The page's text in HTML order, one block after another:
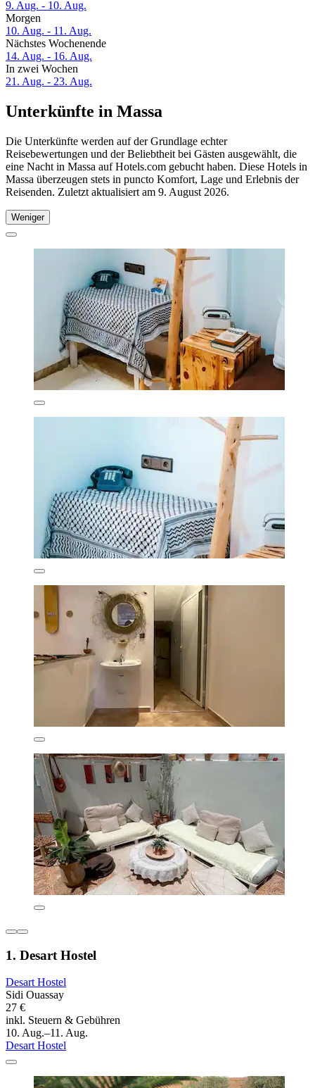
9. Aug. - 10. Aug.
Morgen
10. Aug. - 11. Aug.
Nächstes Wochenende
14. Aug. - 16. Aug.
In zwei Wochen
21. Aug. - 23. Aug.
Unterkünfte in Massa
Die Unterkünfte werden auf der Grundlage echter
Reisebewertungen und der Beliebtheit bei Gästen ausgewählt, die
eine Nacht in Massa auf Hotels.com gebucht haben. Diese Hotels in
Massa überzeugen stets in puncto Komfort, Lage und Erlebnis der
Reisenden. Zuletzt aktualisiert am 9. August 2026.
Weniger
1. Desart Hostel
Desart Hostel
Sidi Ouassay
27 €
inkl. Steuern & Gebühren
10. Aug.–11. Aug.
Desart Hostel